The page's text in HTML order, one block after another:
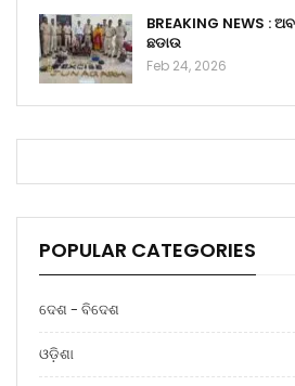
BREAKING NEWS :
ଛଡାଉ
Feb 24, 2026
POPULAR CATEGORIES
ଦେଶ - ବିଦେଶ
ଓଡ଼ିଶା